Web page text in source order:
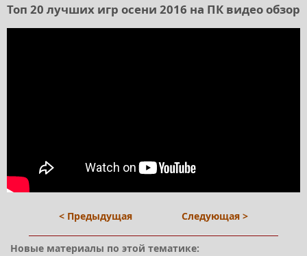
Топ 20 лучших игр осени 2016 на ПК видео обзор
< Предыдущая Следующая >
Новые материалы по этой тематике: